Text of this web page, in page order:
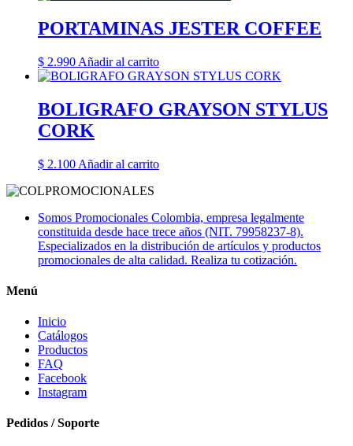
PORTAMINAS JESTER COFFEE
$ 2.990 Añadir al carrito
BOLIGRAFO GRAYSON STYLUS
CORK
$ 2.100 Añadir al carrito
Somos Promocionales Colombia, empresa legalmente
constituida desde hace trece años (NIT. 79958237-8).
Especializados en la distribución de artículos y productos
promocionales de alta calidad. Realiza tu cotización.
Menú
Inicio
Catálogos
Productos
FAQ
Facebook
Instagram
Pedidos / Soporte